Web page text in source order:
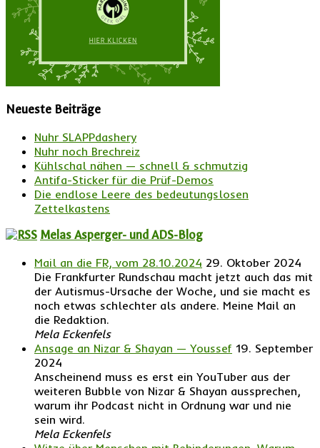
Neueste Beiträge
Nuhr SLAPPdashery
Nuhr noch Brechreiz
Kühlschal nähen — schnell & schmutzig
Antifa-Sticker für die Prüf-Demos
Die endlose Leere des bedeutungslosen
Zettelkastens
Melas Asperger- und ADS-Blog
Mail an die FR, vom 28.10.2024 29. Oktober 2024
Die Frankfurter Rundschau macht jetzt auch das mit
der Autismus-Ursache der Woche, und sie macht es
noch etwas schlechter als andere. Meine Mail an
die Redaktion.
Mela Eckenfels
Ansage an Nizar & Shayan — Youssef 19. September
2024
Anscheinend muss es erst ein YouTuber aus der
weiteren Bubble von Nizar & Shayan aussprechen,
warum ihr Podcast nicht in Ordnung war und nie
sein wird.
Mela Eckenfels